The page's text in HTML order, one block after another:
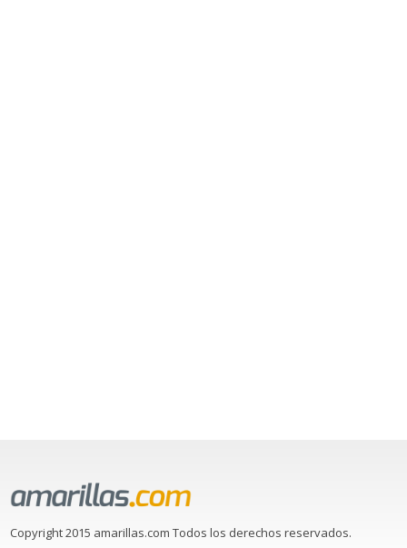
Copyright 2015 amarillas.com Todos los derechos reservados.